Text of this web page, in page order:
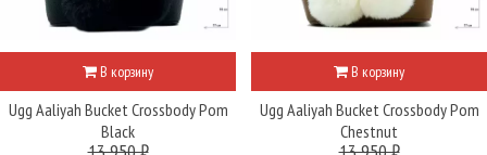
В корзину
Ugg Aaliyah Bucket Crossbody Pom
Black
В корзину
Ugg Aaliyah Bucket Crossbody Pom
Chestnut